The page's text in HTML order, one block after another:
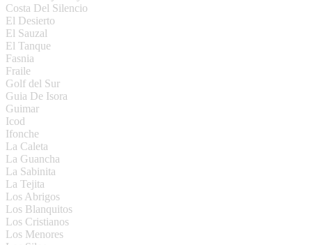
Costa Del Silencio
El Desierto
El Sauzal
El Tanque
Fasnia
Fraile
Golf del Sur
Guia De Isora
Guimar
Icod
Ifonche
La Caleta
La Guancha
La Sabinita
La Tejita
Los Abrigos
Los Blanquitos
Los Cristianos
Los Menores